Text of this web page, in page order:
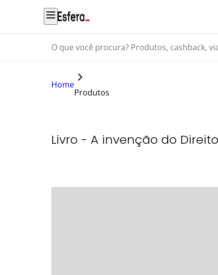
O que você procura? Produtos, cashback, viagens...
Home
Produtos
Livro - A invenção do Direito